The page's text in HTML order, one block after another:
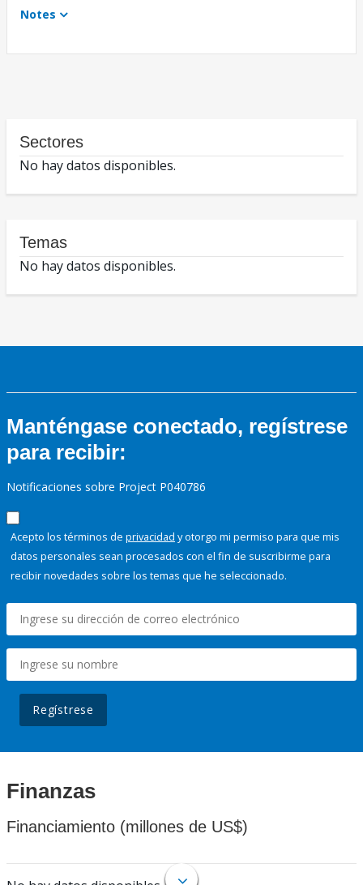
Notes
Sectores
No hay datos disponibles.
Temas
No hay datos disponibles.
Manténgase conectado, regístrese
para recibir:
Notificaciones sobre Project P040786
Acepto los términos de privacidad y otorgo mi permiso para que mis
datos personales sean procesados con el fin de suscribirme para
recibir novedades sobre los temas que he seleccionado.
Regístrese
Finanzas
Financiamiento (millones de US$)